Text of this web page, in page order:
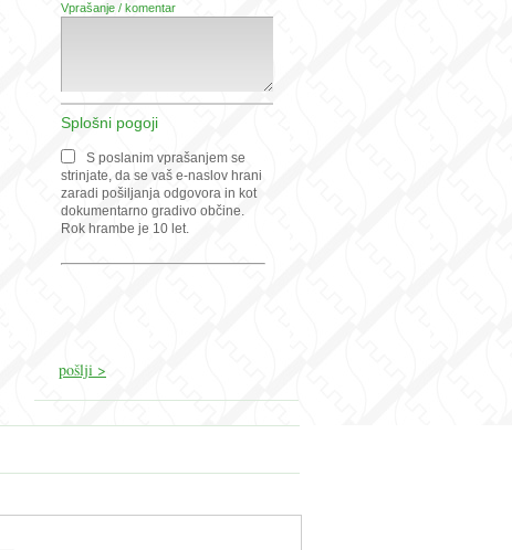
Vprašanje / komentar
Splošni pogoji
S poslanim vprašanjem se
strinjate, da se vaš e-naslov hrani
zaradi pošiljanja odgovora in kot
dokumentarno gradivo občine.
Rok hrambe je 10 let.